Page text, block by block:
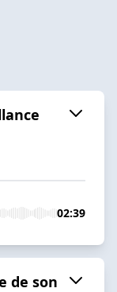
02:39
de son